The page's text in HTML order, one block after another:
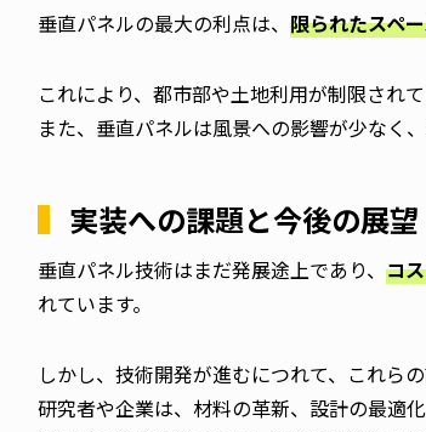
垂直パネルの最大の利点は、 限られたスペ
これにより、都市部や土地利用が制限され
また、垂直パネルは風景への影響が少なく
実装への課題と今後の展望
垂直パネル技術はまだ発展途上であり、 コ
れています。
しかし、技術開発が進むにつれて、これら
研究者や企業は、材料の革新、設計の最適